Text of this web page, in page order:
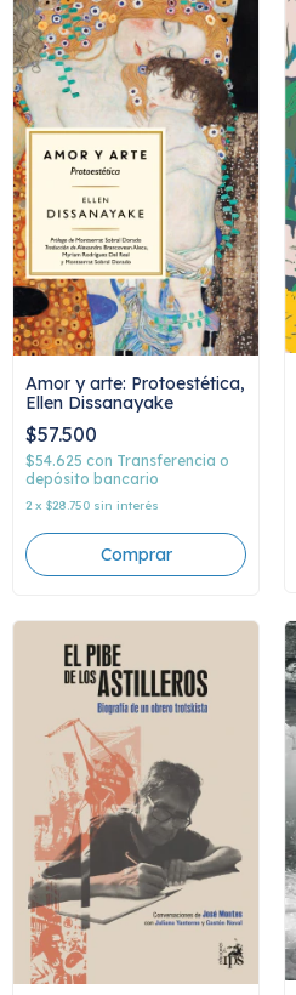
Amor y arte: Protoestética,
Ellen Dissanayake
$57.500
$54.625 con Transferencia o
depósito bancario
2 x $28.750 sin interés